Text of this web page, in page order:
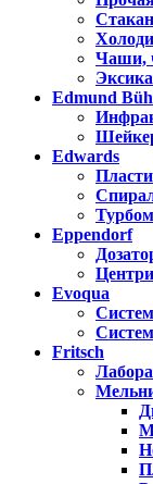
Чаши,
Edmund
Edwards
Eppendorf
Evoqua
Fritsch